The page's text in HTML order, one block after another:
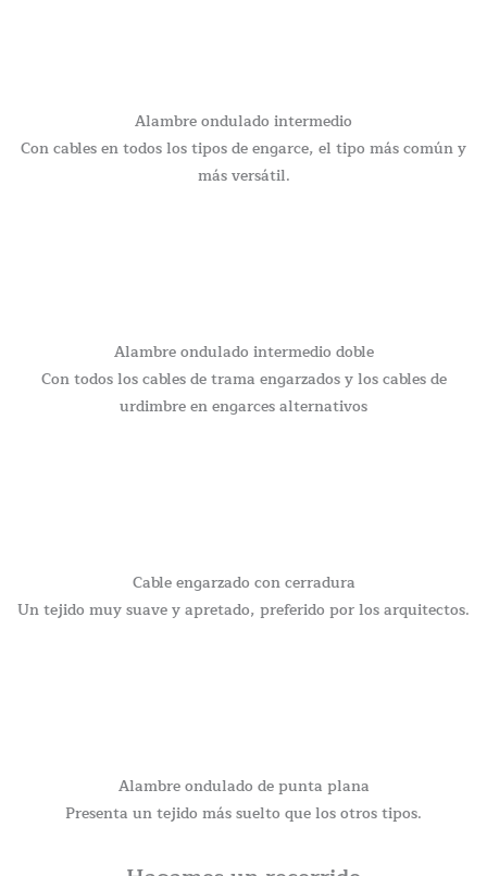
Alambre ondulado intermedio
Con cables en todos los tipos de engarce, el tipo más común y
más versátil.
Alambre ondulado intermedio doble
Con todos los cables de trama engarzados y los cables de
urdimbre en engarces alternativos
Cable engarzado con cerradura
Un tejido muy suave y apretado, preferido por los arquitectos.
Alambre ondulado de punta plana
Presenta un tejido más suelto que los otros tipos.